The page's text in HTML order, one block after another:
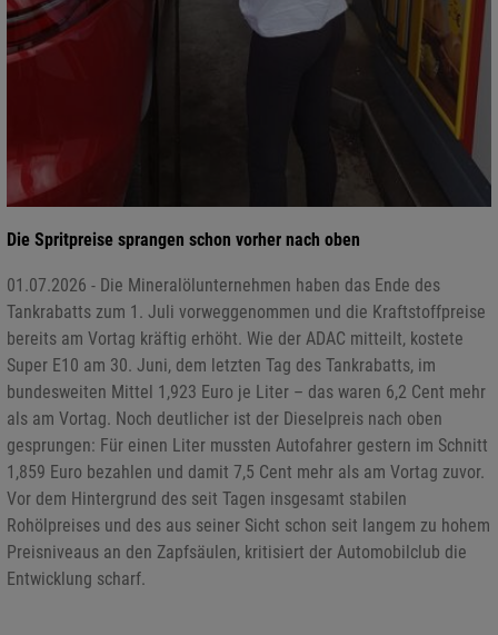
Die Spritpreise sprangen schon vorher nach oben
01.07.2026 - Die Mineralölunternehmen haben das Ende des
Tankrabatts zum 1. Juli vorweggenommen und die Kraftstoffpreise
bereits am Vortag kräftig erhöht. Wie der ADAC mitteilt, kostete
Super E10 am 30. Juni, dem letzten Tag des Tankrabatts, im
bundesweiten Mittel 1,923 Euro je Liter – das waren 6,2 Cent mehr
als am Vortag. Noch deutlicher ist der Dieselpreis nach oben
gesprungen: Für einen Liter mussten Autofahrer gestern im Schnitt
1,859 Euro bezahlen und damit 7,5 Cent mehr als am Vortag zuvor.
Vor dem Hintergrund des seit Tagen insgesamt stabilen
Rohölpreises und des aus seiner Sicht schon seit langem zu hohem
Preisniveaus an den Zapfsäulen, kritisiert der Automobilclub die
Entwicklung scharf.